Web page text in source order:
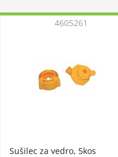
Sušilec za vedro, 5kos
4605261